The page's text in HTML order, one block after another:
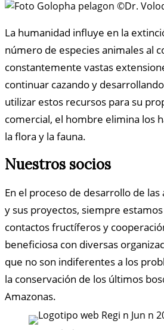
La humanidad influye en la
número de especies animales al
constantemente vastas
continuar cazando y
utilizar estos recursos para su
comercial, el hombre elimina los
la flora y la fauna.
Nuestros socios
En el proceso de desarrollo de
y sus proyectos, siempre
contactos fructíferos y
beneficiosa con diversas
que no son indiferentes a los
la conservación de los últimos
Amazonas.